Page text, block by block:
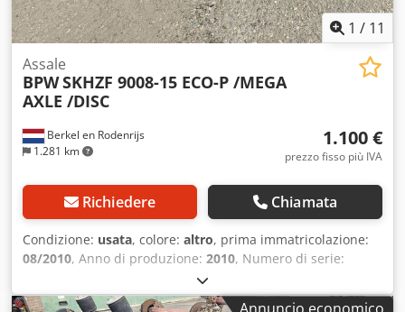
1 / 11
Berkel en Rodenrijs
1.281 km
Assale
BPWSKHZF 9008-15 ECO-P /MEGA
AXLE /DISC
1.100 €
prezzo fisso più IVA
Richiedere Chiamata
Condizione: usata, colore: altro, prima immatricolazione:
08/2010, Anno di produzione: 2010, Numero di serie:
27.59.616.481 Crjdpfx Adszr Atzjyjf Disponiamo di oltre 100
assali in magazzino. Non esitate a contattarci qualora non